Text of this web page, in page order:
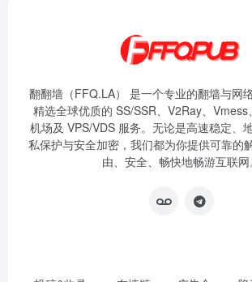
翻翻墙（FFQ.LA） 是一个专业的翻墙与网
精选全球优质的 SS/SSR、V2Ray、
机场及 VPS/VDS 服务。无论是高速稳定、
私保护与安全加密，我们都为你提供可靠的
由、安全、畅快地畅游互联网